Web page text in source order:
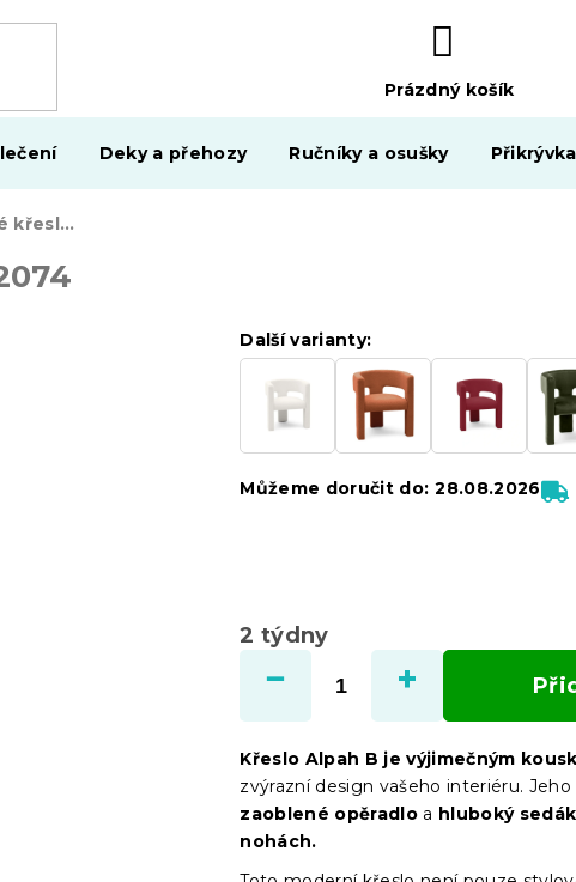
NÁKUPNÍ
KOŠÍK
Prázdný košík
Deky a přehozy Ručníky a osušky
Béžové designové křeslo ALPAH B
2 týdny
Další varianty:
Můžeme doručit do: 28.08.2026
Křeslo Alpah B je výjimečným
zvýrazní design vašeho interiéru.
zaoblené opěradlo a hluboký sedák
nohách.